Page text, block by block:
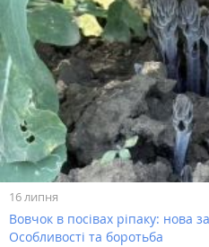
16 липня
Вовчок в посівах ріпаку: нова
Особливості та боротьба